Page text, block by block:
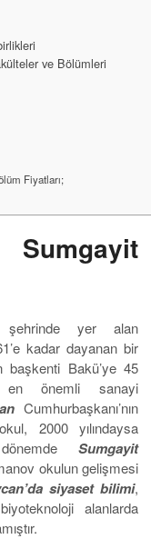
ve Bölümleri
Fiyatları;
yer alan
kadar dayanan bir
başkenti Bakü’ye 45
en önemli sanayi
Cumhurbaşkanı’nın
2000 yılındaysa
Sumgayit
okulun gelişmesi
siyaset bilimi,
alanlarda